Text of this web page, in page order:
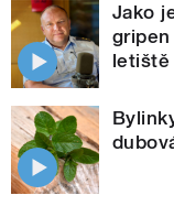
Jako
letiště